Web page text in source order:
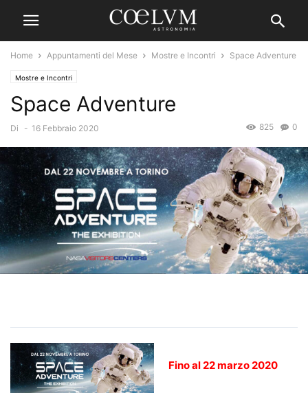
Home Appuntamenti del Mese Mostre e Incontri Space Adventure
Mostre e Incontri
Space Adventure
Di - 16 Febbraio 2020 0
825
Fino al 22 marzo 2020